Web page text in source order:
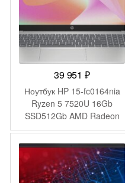
39 951₽
Ноутбук HP 15-fc0164nia
Ryzen 5 7520U 16Gb
SSD512Gb AMD Radeon
610M 15.6″ IPS FHD
(1920×1080) FreeDOS
silver WiFi BT Cam
(BA5K8EA)